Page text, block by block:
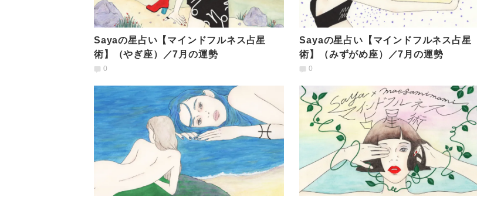
Sayaの星占い【マインドフルネス占星
術】（やぎ座）／7月の運勢
0
Sayaの星占い【マインドフルネス占星
術】（みずがめ座）／7月の運勢
0